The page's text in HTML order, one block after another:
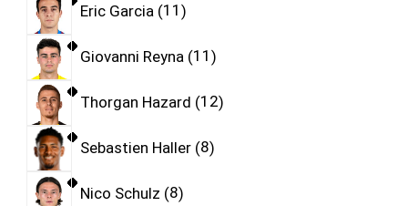
Eric Garcia 11
Giovanni Reyna 11
Thorgan Hazard 12
Sebastien Haller 8
Nico Schulz 8